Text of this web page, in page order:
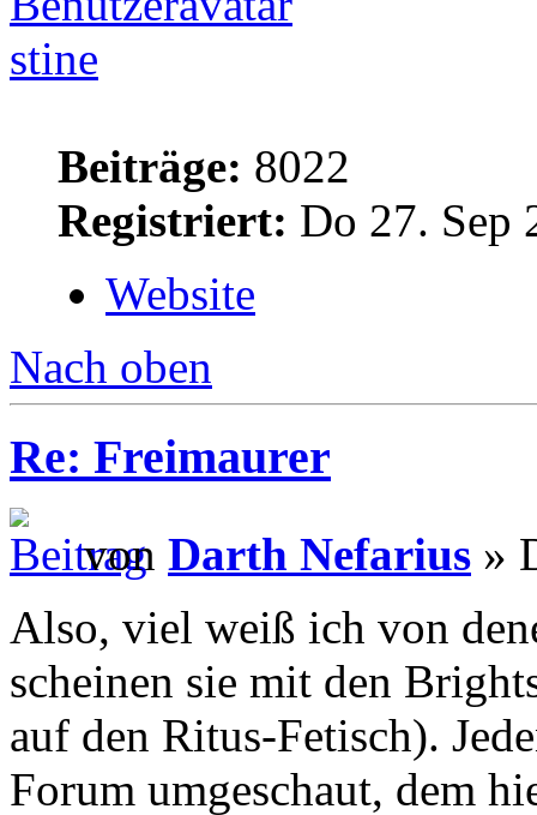
stine
Beiträge: 8022
Registriert: Do 27. Sep
Website
Nach oben
Re: Freimaurer
von Darth Nefarius »
Also, viel weiß ich von
scheinen sie mit den
auf den Ritus-Fetisch).
Forum umgeschaut, dem